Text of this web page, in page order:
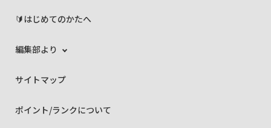
🔰はじめてのかたへ
編集部より
サイトマップ
ポイント/ランクについて